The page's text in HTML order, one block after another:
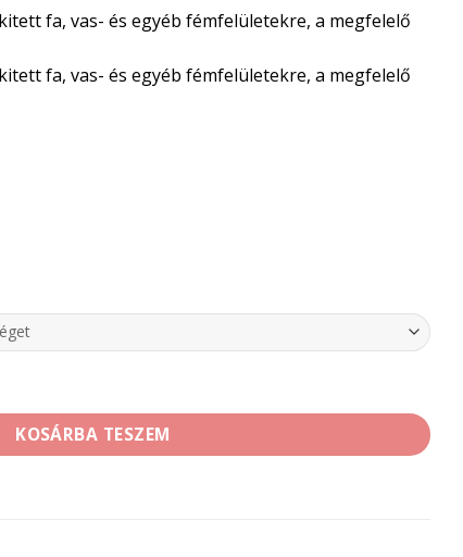
fa, vas- és egyéb fémfelületekre, a megfelelő
fa, vas- és egyéb fémfelületekre, a megfelelő
zománcfesték mennyiség
KOSÁRBA TESZEM